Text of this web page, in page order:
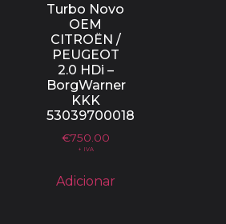
Turbo Novo
OEM
CITROËN /
PEUGEOT
2.0 HDi –
BorgWarner
KKK
53039700018
€750.00
+ IVA
Adicionar